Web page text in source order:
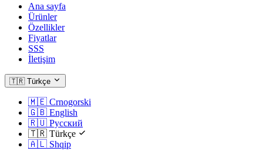
Ana sayfa
Ürünler
Özellikler
Fiyatlar
SSS
İletişim
🇹🇷 Türkçe
🇲🇪 Crnogorski
🇬🇧 English
🇷🇺 Русский
🇹🇷 Türkçe
🇦🇱 Shqip